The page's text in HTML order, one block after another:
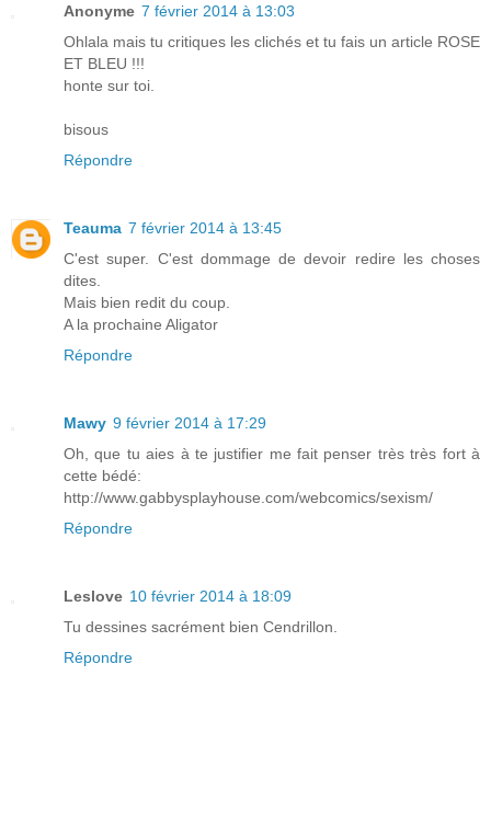
Anonyme 7 février 2014 à 13:03
Ohlala mais tu critiques les clichés et tu fais un article ROSE
ET BLEU !!!
honte sur toi.
bisous
Répondre
Teauma 7 février 2014 à 13:45
C'est super. C'est dommage de devoir redire les choses
dites.
Mais bien redit du coup.
A la prochaine Aligator
Répondre
Mawy 9 février 2014 à 17:29
Oh, que tu aies à te justifier me fait penser très très fort à
cette bédé:
http://www.gabbysplayhouse.com/webcomics/sexism/
Répondre
Leslove 10 février 2014 à 18:09
Tu dessines sacrément bien Cendrillon.
Répondre